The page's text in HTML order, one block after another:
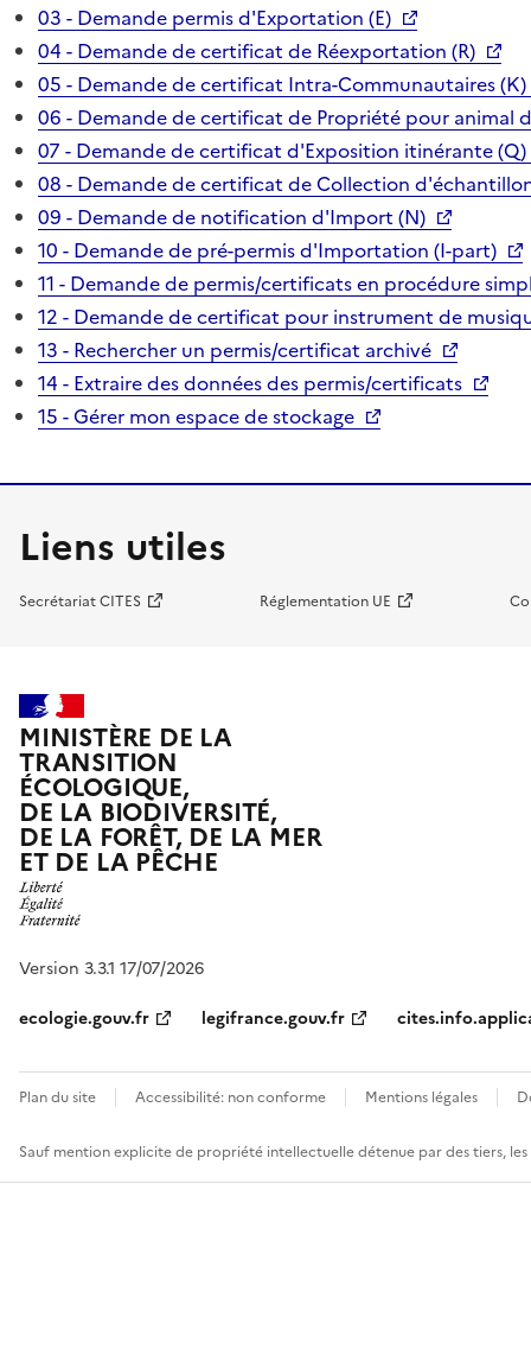
03 - Demande permis d'Exportation (E)
04 - Demande de certificat de Réexportation (R)
05 - Demande de certificat Intra-Communautaires (K)
06 - Demande de certificat de Propriété pour animal
07 - Demande de certificat d'Exposition itinérante (Q)
08 - Demande de certificat de Collection
09 - Demande de notification d'Import (N)
10 - Demande de pré-permis d'Importation (I-part)
11 - Demande de permis/certificats en procédure
12 - Demande de certificat pour instrument de
13 - Rechercher un permis/certificat archivé
14 - Extraire des données des permis/certificats
15 - Gérer mon espace de stockage
Liens utiles
Secrétariat CITES Réglementation UE
MINISTÈRE DE LA
TRANSITION
ÉCOLOGIQUE,
DE LA BIODIVERSITÉ,
DE LA FORÊT, DE LA MER
ET DE LA PÊCHE
Version 3.3.1 17/07/2026
ecologie.gouv.fr
legifrance.gouv.fr
Plan du site Accessibilité: non conforme Mentions légales
Sauf mention explicite de propriété intellectuelle détenue par des tiers,